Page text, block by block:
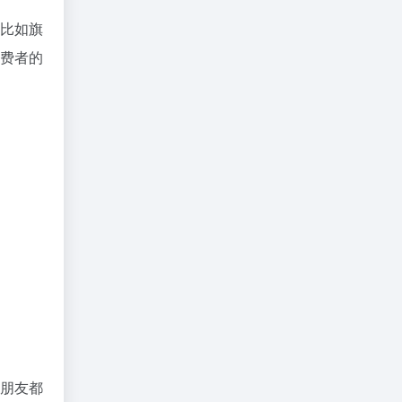
如旗
者的
友都